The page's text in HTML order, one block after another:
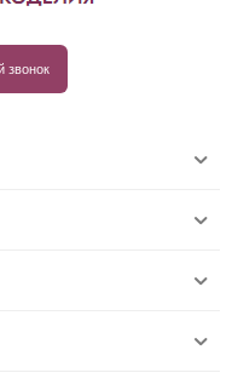
звонок